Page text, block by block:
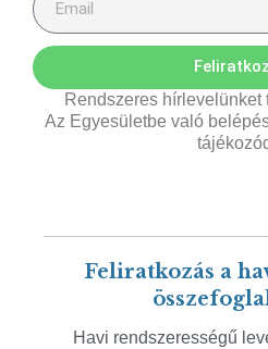
Rendszeres hírlevelünket
Az Egyesületbe való
Feliratkozás a
Havi rendszerességű